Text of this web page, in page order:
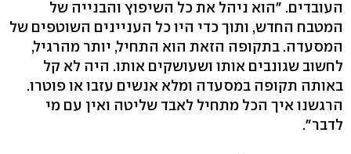
העובדים. ״הוא ניהל את כל השיפוץ והבנייה של
המטבח החדש, ותוך כדי היו כל העניינים השוטפים של
המסעדה. בתקופה הזאת הוא התחיל, יותר מהרגיל,
לחשוב שגונבים אותו ושעושקים אותו. היה לא קל
באותה תקופה במסעדה ומלא אנשים עזבו או פוטרו.
הרגשנו איך הכל מתחיל לאבד שליטה ואין עם מי
לדבר".